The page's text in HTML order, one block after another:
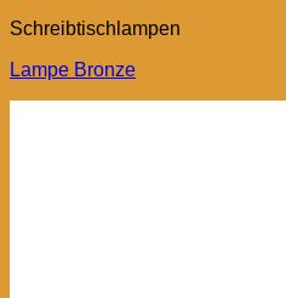
Schreibtischlampen
Lampe Bronze